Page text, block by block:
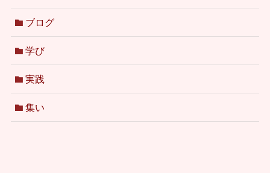
ブログ
学び
実践
集い